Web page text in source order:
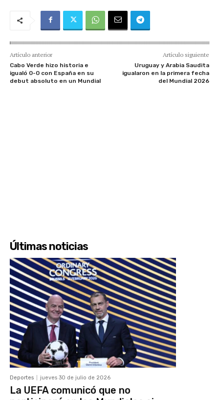
Artículo anterior
Cabo Verde hizo historia e
igualó 0-0 con España en su
debut absoluto en un Mundial
Artículo siguiente
Uruguay y Arabia Saudita
igualaron en la primera fecha
del Mundial 2026
Últimas noticias
Deportes jueves 30 de julio de 2026
La UEFA comunicó que no